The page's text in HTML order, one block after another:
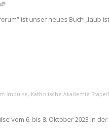
ist unser neues Buch „laub
Impulse, Katholische Akademie
vom 6. bis 8. Oktober 2023 in